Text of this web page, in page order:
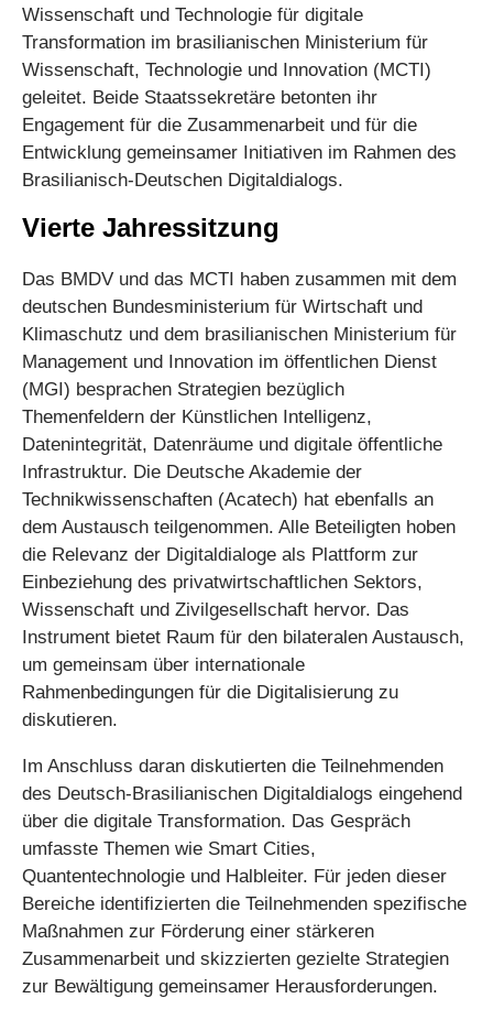
Wissenschaft und Technologie für digitale
Transformation im brasilianischen Ministerium für
Wissenschaft, Technologie und Innovation (MCTI)
geleitet. Beide Staatssekretäre betonten ihr
Engagement für die Zusammenarbeit und für die
Entwicklung gemeinsamer Initiativen im Rahmen des
Brasilianisch-Deutschen Digitaldialogs.
Vierte Jahressitzung
Das BMDV und das MCTI haben zusammen mit dem
deutschen Bundesministerium für Wirtschaft und
Klimaschutz und dem brasilianischen Ministerium für
Management und Innovation im öffentlichen Dienst
(MGI) besprachen Strategien bezüglich
Themenfeldern der Künstlichen Intelligenz,
Datenintegrität, Datenräume und digitale öffentliche
Infrastruktur. Die Deutsche Akademie der
Technikwissenschaften (Acatech) hat ebenfalls an
dem Austausch teilgenommen. Alle Beteiligten hoben
die Relevanz der Digitaldialoge als Plattform zur
Einbeziehung des privatwirtschaftlichen Sektors,
Wissenschaft und Zivilgesellschaft hervor. Das
Instrument bietet Raum für den bilateralen Austausch,
um gemeinsam über internationale
Rahmenbedingungen für die Digitalisierung zu
diskutieren.
Im Anschluss daran diskutierten die Teilnehmenden
des Deutsch-Brasilianischen Digitaldialogs eingehend
über die digitale Transformation. Das Gespräch
umfasste Themen wie Smart Cities,
Quantentechnologie und Halbleiter. Für jeden dieser
Bereiche identifizierten die Teilnehmenden spezifische
Maßnahmen zur Förderung einer stärkeren
Zusammenarbeit und skizzierten gezielte Strategien
zur Bewältigung gemeinsamer Herausforderungen.